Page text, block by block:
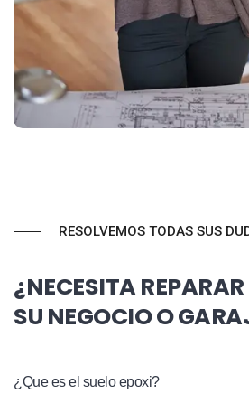
RESOLVEMOS TODAS SUS
¿NECESITA REPARAR
SU NEGOCIO O
¿Que es el suelo epoxi?